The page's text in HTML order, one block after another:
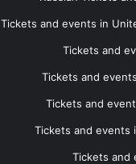
Tickets and events in
Tickets and
Tickets and
Tickets and
Tickets and events
Tickets and